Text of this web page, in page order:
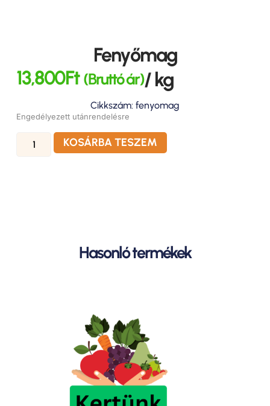
Fenyőmag
13,800Ft (Bruttó ár)/ kg
Cikkszám: fenyomag
Engedélyezett utánrendelésre
KOSÁRBA TESZEM
Hasonló termékek